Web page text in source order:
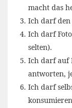
macht das
Ich darf den
Ich darf
selten).
Ich darf auf
antworten,
Ich darf